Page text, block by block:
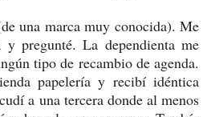
una marca muy conocida). Me
y pregunté. La dependienta me
tipo de recambio de agenda.
papelería y recibí idéntica
a una tercera donde al menos